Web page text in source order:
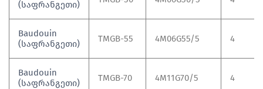
(საფრანგეთი)
Baudouin
(საფრანგეთი)
TMGB-55 4M06G55/5 4
Baudouin
(საფრანგეთი)
TMGB-70 4M11G70/5 4